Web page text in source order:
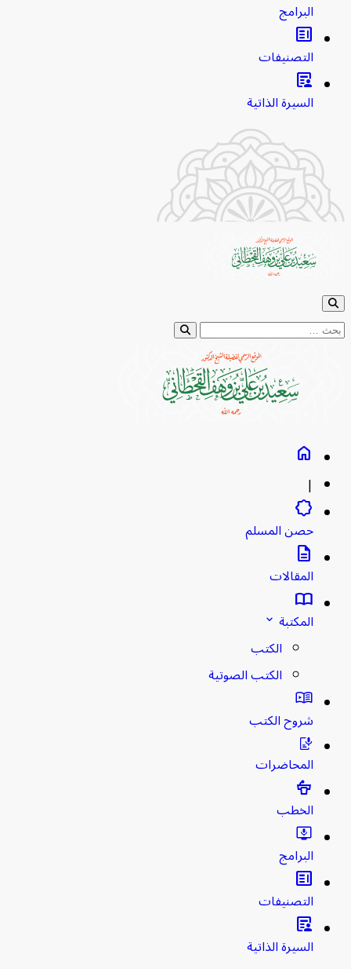
البرامج
clarify
التصنيفات
article_person
السيرة الذاتية
عن:
home
|
brightness_empty
حصن المسلم
description
المقالات
import_contacts
المكتبةstat_minus_1
الكتب
الكتب الصوتية
شروح الكتب
المحاضرات
الخطب
البرامج
clarify
التصنيفات
article_person
السيرة الذاتية